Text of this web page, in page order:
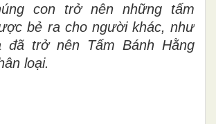
con trở nên những tấm
bẻ ra cho người khác, như
đã trở nên Tấm Bánh Hằng
loại.